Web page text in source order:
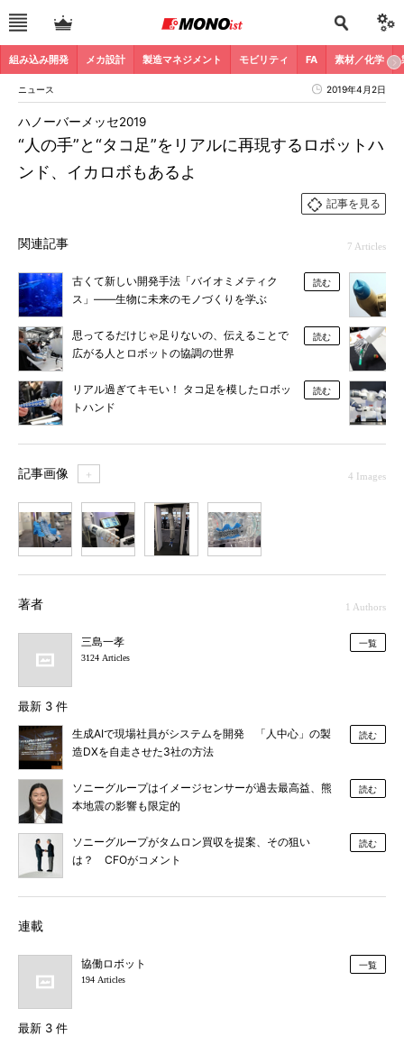
組み込み開発 メカ設計 製造マネジメント モビリティ FA 素材／化学
ニュース 2019年4月2日
“人の手”と“タコ足”をリアルに再現するロボットハ
ンド、イカロボもあるよ
ハノーバーメッセ2019
記事を見る
関連記事 7 Articles
古くて新しい開発手法「バイオミメティク
ス」――生物に未来のモノづくりを学ぶ
読む
思ってるだけじゃ足りないの、伝えることで
広がる人とロボットの協調の世界
読む
リアル過ぎてキモい！ タコ足を模したロボッ
トハンド
読む
記事画像 ＋ 4 Images
著者 1 Authors
三島一孝
3124 Articles
一覧
最新 3 件
生成AIで現場社員がシステムを開発 「人中心」の製
造DXを自走させた3社の方法
読む
ソニーグループはイメージセンサーが過去最高益、熊
本地震の影響も限定的
読む
ソニーグループがタムロン買収を提案、その狙い
は？ CFOがコメント
読む
連載
協働ロボット
194 Articles
一覧
最新 3 件